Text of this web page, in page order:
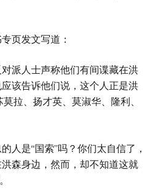
页发文写道：
派人士声称他们有间谍藏在洪
该告诉他们说，这个人正是洪
拉、扬才英、莫淑华、隆利、
人是“国索”吗？你们太自信了，
森身边，然而，却不知道这就